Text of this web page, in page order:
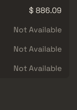
$ 886.09
Not Available
Not Available
Not Available